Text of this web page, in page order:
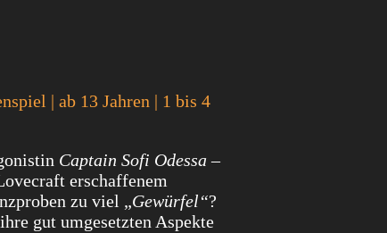
| ab 13 Jahren | 1 bis 4
Captain Sofi Odessa–
erschaffenem
zu viel „Gewürfel“?
gut umgesetzten Aspekte